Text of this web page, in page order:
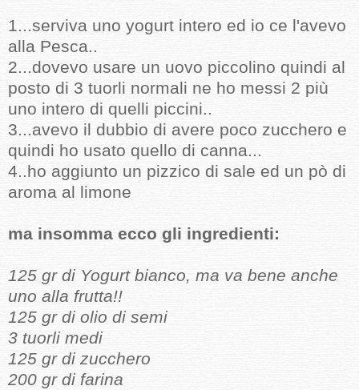
1...serviva uno yogurt intero ed io ce l'avevo
alla Pesca..
2...dovevo usare un uovo piccolino quindi al
posto di 3 tuorli normali ne ho messi 2 più
uno intero di quelli piccini..
3...avevo il dubbio di avere poco zucchero e
quindi ho usato quello di canna...
4..ho aggiunto un pizzico di sale ed un pò di
aroma al limone
ma insomma ecco gli ingredienti:
125 gr di Yogurt bianco, ma va bene anche
uno alla frutta!!
125 gr di olio di semi
3 tuorli medi
125 gr di zucchero
200 gr di farina